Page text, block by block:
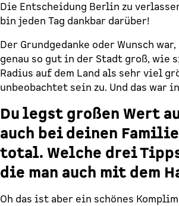
Die Entscheidung Berlin zu
bin jeden Tag dankbar darüber!
Der Grundgedanke oder Wunsch
genau so gut in der Stadt groß, wie
Radius auf dem Land als sehr viel
unbeobachtet sein zu. Und das war
Du legst großen Wert
auch bei deinen
total. Welche drei
die man auch mit dem
Oh das ist aber ein schönes